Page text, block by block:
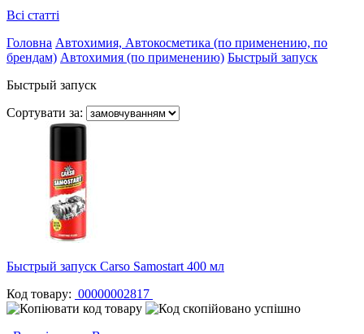
Всі статті
Головна Автохимия, Автокосметика (по применению, по
брендам) Автохимия (по применению) Быстрый запуск
Быстрый запуск
Сортувати за:
Быстрый запуск Carso Samostart 400 мл
Код товару: 00000002817